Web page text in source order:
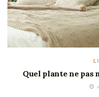
Quel plante ne pas